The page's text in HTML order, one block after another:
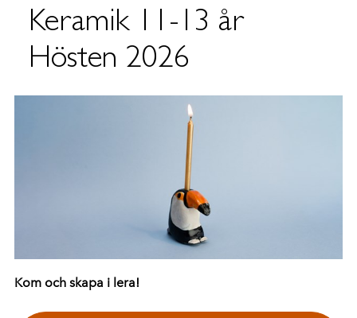
Keramik 11-13 år
Hösten 2026
Kom och skapa i lera!